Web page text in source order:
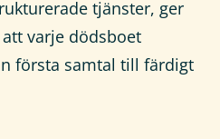
tjänster, ger
varje dödsboet
första samtal till färdigt